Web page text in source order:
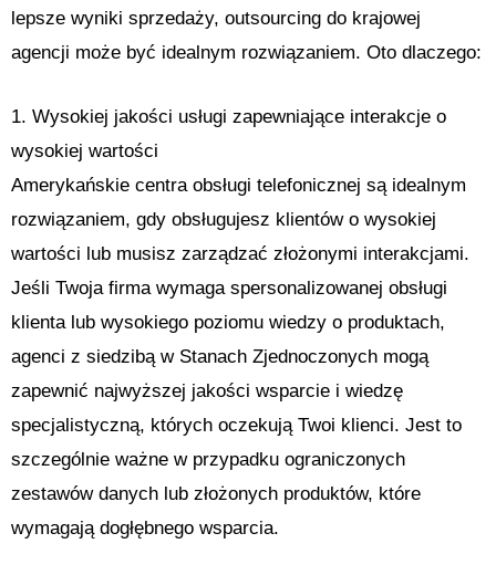
lepsze wyniki sprzedaży, outsourcing do krajowej
agencji może być idealnym rozwiązaniem. Oto dlaczego:
1. Wysokiej jakości usługi zapewniające interakcje o
wysokiej wartości
Amerykańskie centra obsługi telefonicznej są idealnym
rozwiązaniem, gdy obsługujesz klientów o wysokiej
wartości lub musisz zarządzać złożonymi interakcjami.
Jeśli Twoja firma wymaga spersonalizowanej obsługi
klienta lub wysokiego poziomu wiedzy o produktach,
agenci z siedzibą w Stanach Zjednoczonych mogą
zapewnić najwyższej jakości wsparcie i wiedzę
specjalistyczną, których oczekują Twoi klienci. Jest to
szczególnie ważne w przypadku ograniczonych
zestawów danych lub złożonych produktów, które
wymagają dogłębnego wsparcia.